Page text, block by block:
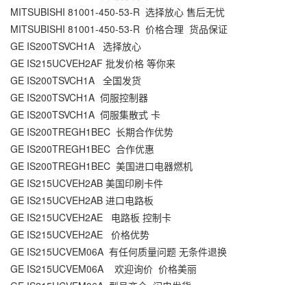
MITSUBISHI 81001-450-53-R 选择放心 售后无忧
MITSUBISHI 81001-450-53-R 价格合理 货品保证
GE IS200TSVCH1A 选择放心
GE IS215UCVEH2AF 批发价格 等你来
GE IS200TSVCH1A 全国发货
GE IS200TSVCH1A 伺服控制器
GE IS200TSVCH1A 伺服集散式 卡
GE IS200TREGH1BEC 长期合作优势
GE IS200TREGH1BEC 合作优惠
GE IS200TREGH1BEC 美国进口电器燃机
GE IS215UCVEH2AB 美国印刷卡件
GE IS215UCVEH2AB 进口电路板
GE IS215UCVEH2AE 电路板 控制卡
GE IS215UCVEH2AE 价格优势
GE IS215UCVEM06A 有任何质量问题 无条件退换
GE IS215UCVEM06A 欢迎询价 价格美丽